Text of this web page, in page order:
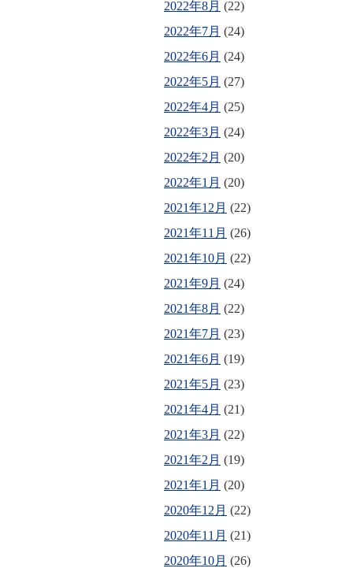
2022年8月 (22)
2022年7月 (24)
2022年6月 (24)
2022年5月 (27)
2022年4月 (25)
2022年3月 (24)
2022年2月 (20)
2022年1月 (20)
2021年12月 (22)
2021年11月 (26)
2021年10月 (22)
2021年9月 (24)
2021年8月 (22)
2021年7月 (23)
2021年6月 (19)
2021年5月 (23)
2021年4月 (21)
2021年3月 (22)
2021年2月 (19)
2021年1月 (20)
2020年12月 (22)
2020年11月 (21)
2020年10月 (26)